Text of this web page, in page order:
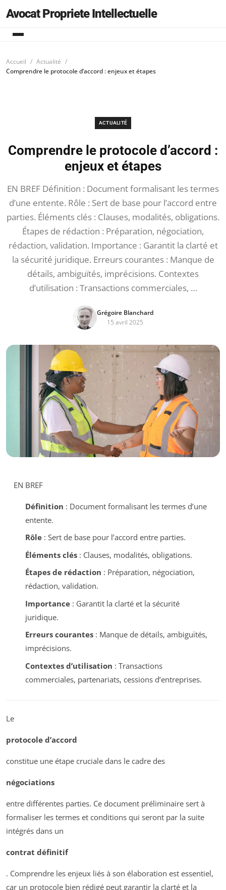
Avocat Propriete Intellectuelle
Accueil
Actualité
Comprendre le protocole d’accord : enjeux et étapes
ACTUALITÉ
Comprendre le protocole d’accord :
enjeux et étapes
EN BREF Définition : Document formalisant les termes
d’une entente. Rôle : Sert de base pour l’accord entre
parties. Éléments clés : Clauses, modalités, obligations.
Étapes de rédaction : Préparation, négociation,
rédaction, validation. Importance : Garantit la clarté et
la sécurité juridique. Erreurs courantes : Manque de
détails, ambiguïtés, imprécisions. Contextes
d’utilisation : Transactions commerciales, …
Grégoire Blanchard
15 avril 2025
EN BREF
Définition : Document formalisant les termes d’une
entente.
Rôle: Sert de base pour l’accord entre parties.
Éléments clés: Clauses, modalités, obligations.
Étapes de rédaction : Préparation, négociation,
rédaction, validation.
Importance: Garantit la clarté et la sécurité
juridique.
Erreurs courantes: Manque de détails, ambiguïtés,
imprécisions.
Contextes d’utilisation : Transactions
commerciales, partenariats, cessions d’entreprises.
Le
protocole d’accord
constitue une étape cruciale dans le cadre des
négociations
entre différentes parties. Ce document préliminaire sert à
formaliser les termes et conditions qui seront par la suite
intégrés dans un
contrat définitif
. Comprendre les enjeux liés à son élaboration est essentiel,
car un protocole bien rédigé peut garantir la clarté et la